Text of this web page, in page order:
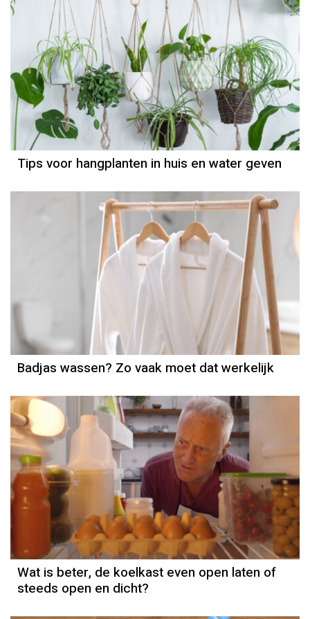
Tips voor hangplanten in huis en water geven
Badjas wassen? Zo vaak moet dat werkelijk
Wat is beter, de koelkast even open laten of
steeds open en dicht?